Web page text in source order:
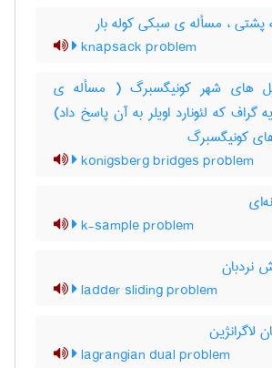
پشتی ، مسأله ی سبکی کوله بار
knapsack problem
های شهر کونیگسبرگ ( مسأله ی
گراف که لئونارد اویلر به آن پاسخ داد)
کونیگسبرگ
konigsberg bridges problem
k-sample problem
نردبان
ladder sliding problem
لاگرانژین
lagrangian dual problem